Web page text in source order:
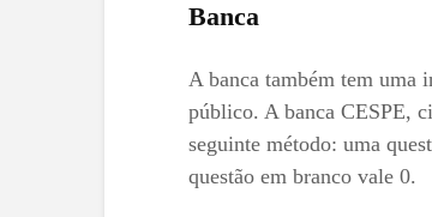
Banca
A banca também tem uma
público. A banca CESPE,
seguinte método: uma
questão em branco vale 0.